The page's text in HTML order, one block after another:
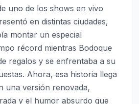
uno de los shows en vivo
en distintas ciudades,
montar un especial
récord mientras Bodoque
regalos y se enfrentaba a su
Ahora, esa historia llega
una versión renovada,
y el humor absurdo que